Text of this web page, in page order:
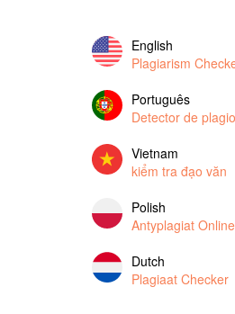
English
Plagiarism
Português
Detector de plagio
Vietnam
kiểm tra đạo văn
Polish
Antyplagiat Online
Dutch
Plagiaat Checker